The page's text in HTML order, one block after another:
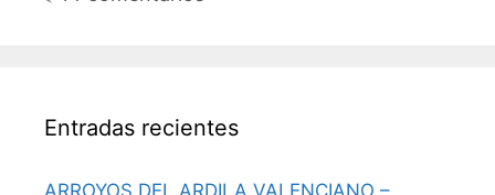
Entradas recientes